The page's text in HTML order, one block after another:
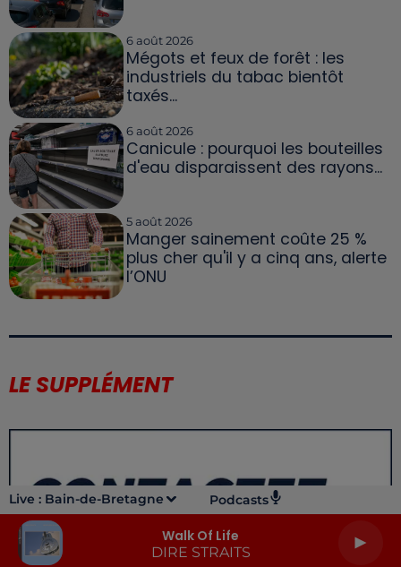
Live : Bain-de-Bretagne Podcasts
Walk Of Life
DIRE STRAITS
6 août 2026
Mégots et feux de forêt : les
industriels du tabac bientôt
taxés...
6 août 2026
Canicule : pourquoi les bouteilles
d'eau disparaissent des rayons...
5 août 2026
Manger sainement coûte 25 %
plus cher qu'il y a cinq ans, alerte
l’ONU
LE SUPPLÉMENT